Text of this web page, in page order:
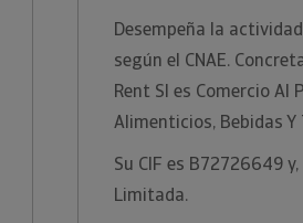
Desempeña la
según el CNAE.
Rent Sl es Comercio Al
Alimenticios, Bebidas
Su CIF es B72726649
Limitada.